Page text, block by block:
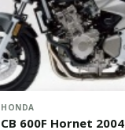
HONDA
CB 600F Hornet 2004